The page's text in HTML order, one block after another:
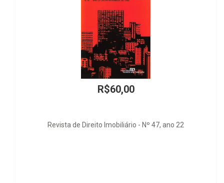
de Direito Imobiliário - Nº 47, ano 22